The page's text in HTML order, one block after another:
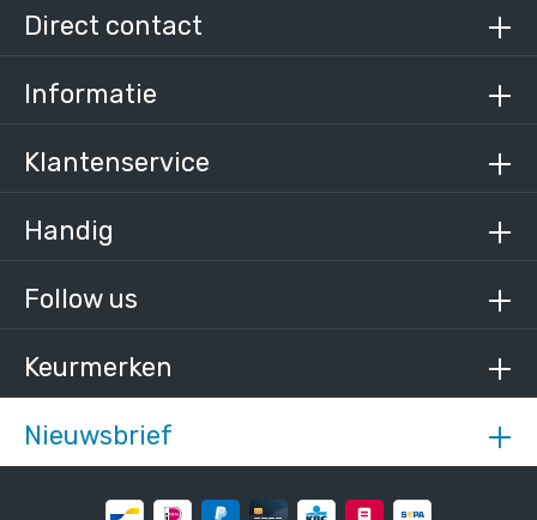
Nieuwsbrief
Follow us
Keurmerken
Direct contact
Informatie
Klantenservice
Handig